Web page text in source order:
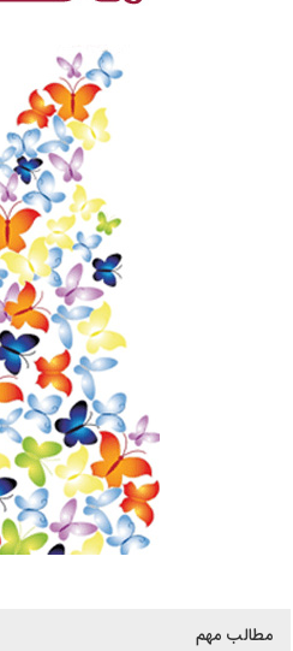
مطالب مهم